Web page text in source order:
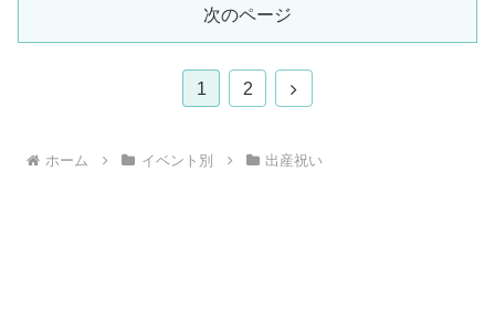
次のページ
1 2
次
ホーム イベント別 出産祝い